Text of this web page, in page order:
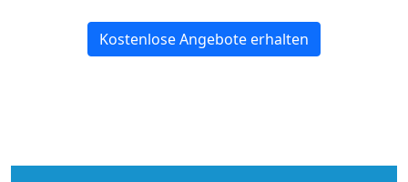
Kostenlose Angebote erhalten